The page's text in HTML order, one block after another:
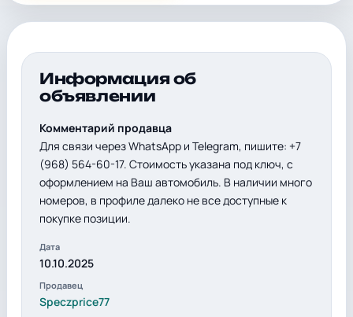
Информация об
объявлении
Комментарий продавца
Для связи через WhatsApp и Telegram, пишите: +7
(968) 564-60-17. Стоимость указана под ключ, с
оформлением на Ваш автомобиль. В наличии много
номеров, в профиле далеко не все доступные к
покупке позиции.
Дата
10.10.2025
Продавец
Speczprice77